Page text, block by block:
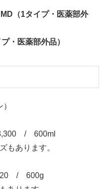
（1タイプ・医薬部外
・医薬部外品）
/ 600ml
もあります。
/ 600g